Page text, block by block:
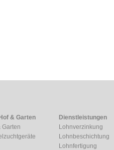
& Garten
Garten
Dienstleistungen
Lohnverzinkung
Lohnbeschichtung
Lohnfertigung